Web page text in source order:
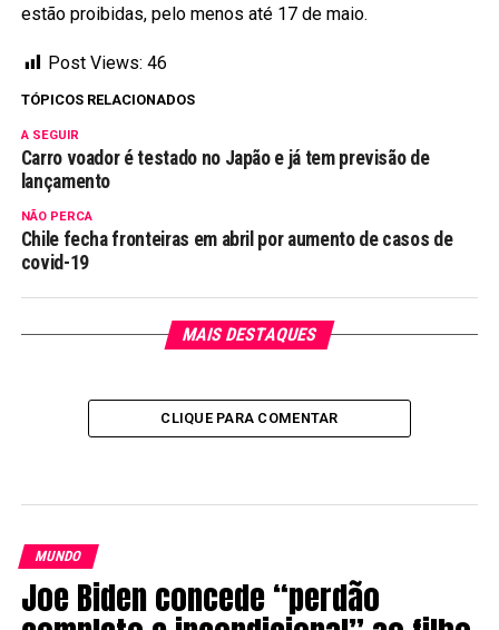
estão proibidas, pelo menos até 17 de maio.
Post Views: 46
TÓPICOS RELACIONADOS
A SEGUIR
Carro voador é testado no Japão e já tem previsão de
lançamento
NÃO PERCA
Chile fecha fronteiras em abril por aumento de casos de
covid-19
MAIS DESTAQUES
CLIQUE PARA COMENTAR
MUNDO
Joe Biden concede “perdão